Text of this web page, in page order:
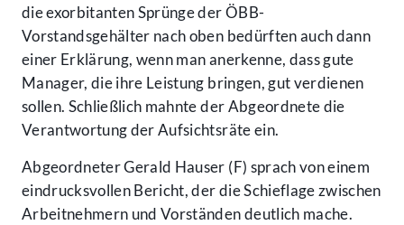
die exorbitanten Sprünge der ÖBB-
Vorstandsgehälter nach oben bedürften auch dann
einer Erklärung, wenn man anerkenne, dass gute
Manager, die ihre Leistung bringen, gut verdienen
sollen. Schließlich mahnte der Abgeordnete die
Verantwortung der Aufsichtsräte ein.
Abgeordneter Gerald Hauser (F) sprach von einem
eindrucksvollen Bericht, der die Schieflage zwischen
Arbeitnehmern und Vorständen deutlich mache.